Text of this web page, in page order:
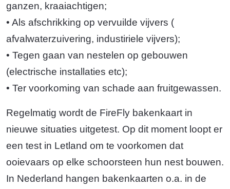
ganzen, kraaiachtigen;
• Als afschrikking op vervuilde vijvers (
afvalwaterzuivering, industiriele vijvers);
• Tegen gaan van nestelen op gebouwen
(electrische installaties etc);
• Ter voorkoming van schade aan fruitgewassen.
Regelmatig wordt de FireFly bakenkaart in
nieuwe situaties uitgetest. Op dit moment loopt er
een test in Letland om te voorkomen dat
ooievaars op elke schoorsteen hun nest bouwen.
In Nederland hangen bakenkaarten o.a. in de